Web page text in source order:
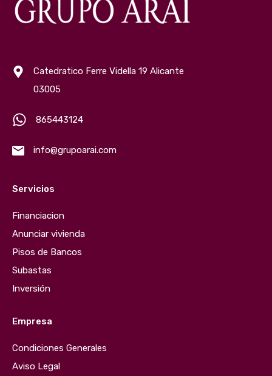
Catedratico Ferre Vidella 19 Alicante
03005
865443124
info@grupoarai.com
Servicios
Financiacion
Anunciar vivienda
Pisos de Bancos
Subastas
Inversión
Empresa
Condiciones Generales
Aviso Legal